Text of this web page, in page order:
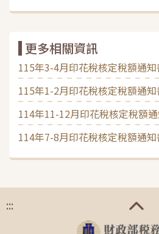
更多相關資訊
115年3-4月印花稅核定稅額通知
115年1-2月印花稅核定稅額通知
114年11-12月印花稅核定稅額
114年7-8月印花稅核定稅額通知
:::